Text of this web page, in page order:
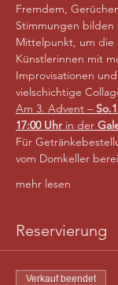
Fremdem,
Stimmungen bilden
Mittelpunkt, um die
Künstlerinnen mit
Improvisationen
vielschichtige
Am 3. Advent –
17:00 Uhr in der
Für
vom Domkeller
mehr lesen
Reservierung
Verkauf beendet